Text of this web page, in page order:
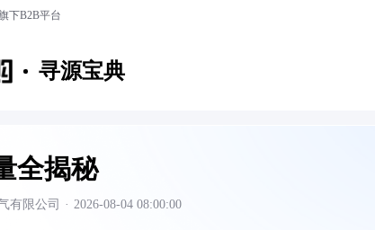
下B2B平台
寻源宝典
全揭秘
有限公司 · 2026-08-04 08:00:00